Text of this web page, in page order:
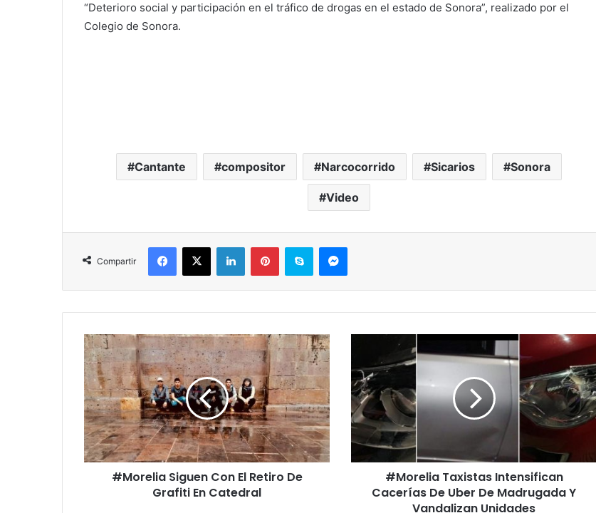
“Deterioro social y participación en el tráfico de drogas en el estado de Sonora”, realizado por el
Colegio de Sonora.
Cantante compositor Narcocorrido Sicarios Sonora
Video
Compartir
#
M
o
r
e
l
i
a
S
#Morelia Siguen Con El Retiro De
Grafiti En Catedral
o
r
e
l
i
a
T
#Morelia Taxistas Intensifican
Cacerías De Uber De Madrugada Y
Vandalizan Unidades